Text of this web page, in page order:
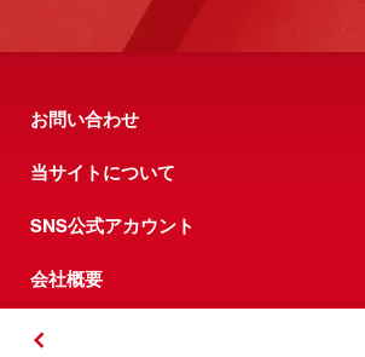
戻る
お問い合わせ
当サイトについて
SNS公式アカウント
会社概要
ヒルティオンラインに関するお問い合わせ